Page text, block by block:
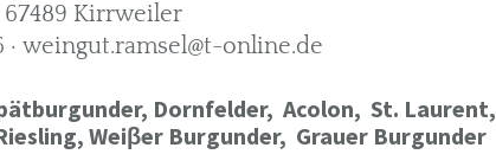
67489 Kirrweiler
· weingut.ramsel@t-online.de
Dornfelder, Acolon, St. Laurent,
Weiβer Burgunder, Grauer Burgunder